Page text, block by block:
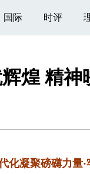
国际 时评
煌 精
化凝聚磅礴力量